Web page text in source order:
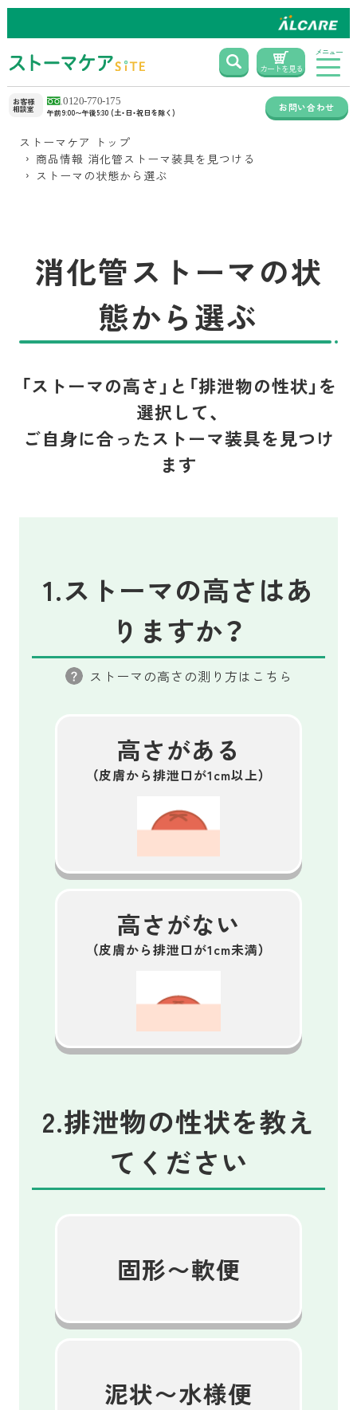
カートを見る
メニュー
お客様
相談室 午前9:00〜午後5:30 (土・日・祝日を除く) お問い合わせ
ストーマケア トップ
商品情報 消化管ストーマ装具を見つける
ストーマの状態から選ぶ
消化管ストーマの状
態から選ぶ
「ストーマの高さ」と「排泄物の性状」を
選択して、
ご自身に合ったストーマ装具を見つけ
ます
1.ストーマの高さはあ
りますか？
ストーマの高さの測り方はこちら
高さがある
（皮膚から排泄口が1cm以上）
高さがない
（皮膚から排泄口が1cm未満）
2.排泄物の性状を教え
てください
固形〜軟便
泥状〜水様便